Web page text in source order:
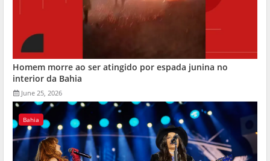
Homem morre ao ser atingido por espada junina no
interior da Bahia
June 25, 2026
Bahia